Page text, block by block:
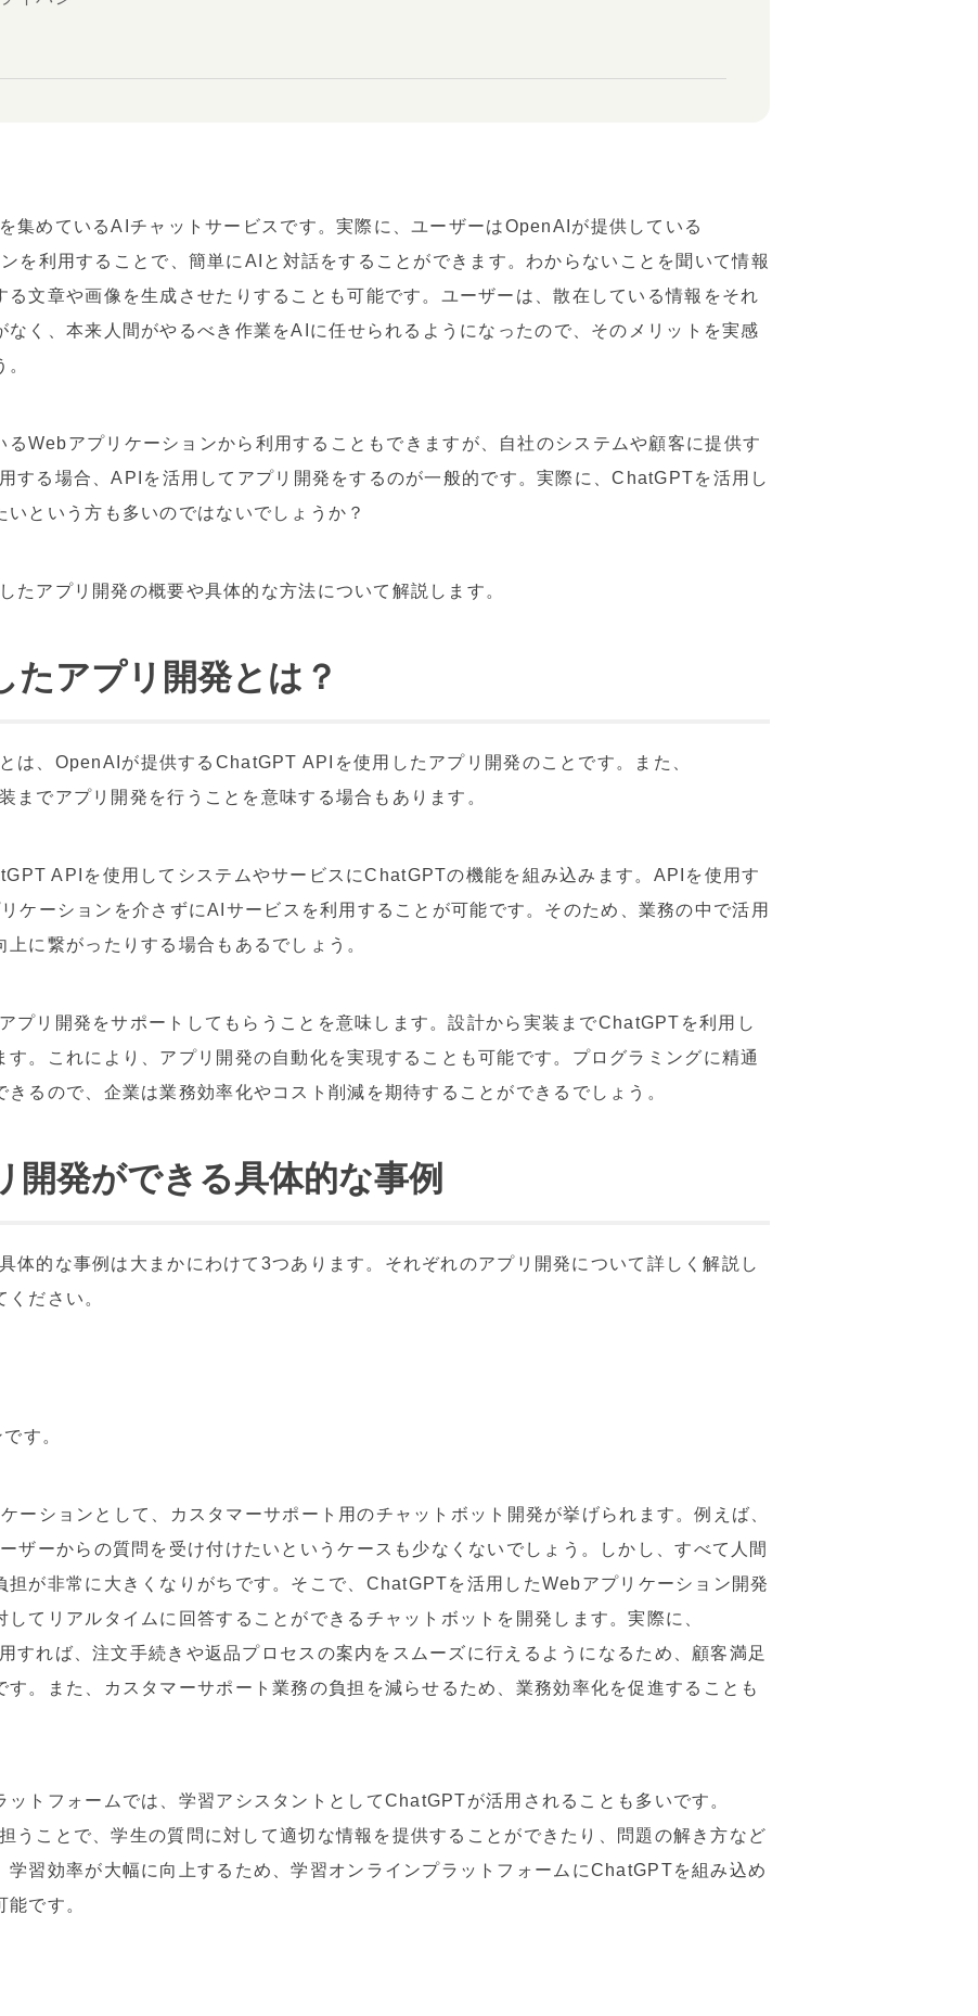
集めているAIチャットサービスです。実際に、ユーザーはOpenAIが提供している
を利用することで、簡単にAIと対話をすることができます。わからないことを聞いて情報
る文章や画像を生成させたりすることも可能です。ユーザーは、散在している情報をそれ
なく、本来人間がやるべき作業をAIに任せられるようになったので、そのメリットを実感
Webアプリケーションから利用することもできますが、自社のシステムや顧客に提供す
する場合、APIを活用してアプリ開発をするのが一般的です。実際に、ChatGPTを活用し
という方も多いのではないでしょうか？
たアプリ開発の概要や具体的な方法について解説します。
たアプリ開発とは？
は、OpenAIが提供するChatGPT APIを使用したアプリ開発のことです。また、
までアプリ開発を行うことを意味する場合もあります。
APIを使用してシステムやサービスにChatGPTの機能を組み込みます。APIを使用す
ケーションを介さずにAIサービスを利用することが可能です。そのため、業務の中で活用
に繋がったりする場合もあるでしょう。
プリ開発をサポートしてもらうことを意味します。設計から実装までChatGPTを利用し
す。これにより、アプリ開発の自動化を実現することも可能です。プログラミングに精通
るので、企業は業務効率化やコスト削減を期待することができるでしょう。
開発ができる具体的な事例
体的な事例は大まかにわけて3つあります。それぞれのアプリ開発について詳しく解説し
ださい。
す。
ーションとして、カスタマーサポート用のチャットボット開発が挙げられます。例えば、
ザーからの質問を受け付けたいというケースも少なくないでしょう。しかし、すべて人間
担が非常に大きくなりがちです。そこで、ChatGPTを活用したWebアプリケーション開発
てリアルタイムに回答することができるチャットボットを開発します。実際に、
すれば、注文手続きや返品プロセスの案内をスムーズに行えるようになるため、顧客満足
す。また、カスタマーサポート業務の負担を減らせるため、業務効率化を促進することも
トフォームでは、学習アシスタントとしてChatGPTが活用されることも多いです。
うことで、学生の質問に対して適切な情報を提供することができたり、問題の解き方など
学習効率が大幅に向上するため、学習オンラインプラットフォームにChatGPTを組み込め
です。